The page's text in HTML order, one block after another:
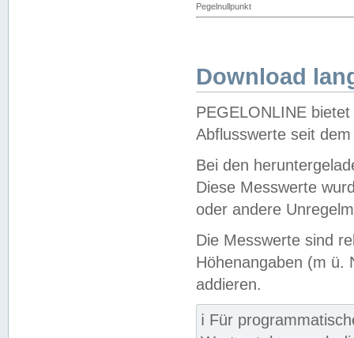
Pegelnullpunkt
Download
PEGELONLINE
Abflusswerte seit
Bei den
Diese Messwerte
oder andere
Die Messwerte sind
Höhenangaben (m ü.
addieren.
ℹ️ Für